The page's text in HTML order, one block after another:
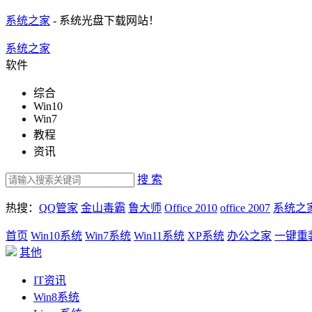
系统之家 - 系统光盘下载网站！
系统之家
软件
综合
Win10
Win7
教程
资讯
搜 索
热搜： QQ管家 金山毒霸 鲁大师 Office 2010 office 2007 系统之
首页 Win10系统 Win7系统 Win11系统 XP系统 办公之家 一键重
其他
IT资讯
Win8系统